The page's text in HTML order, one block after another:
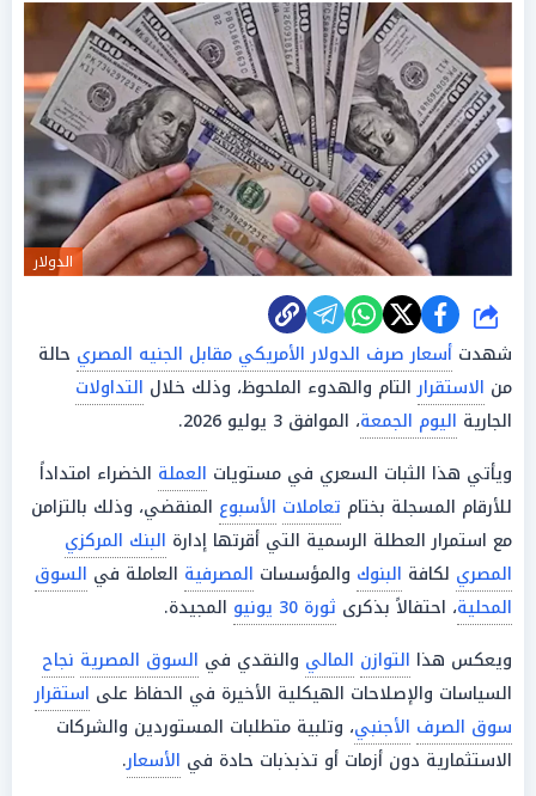
الدولار
شارك
شهدت أسعار صرف الدولار الأمريكي مقابل الجنيه المصري حالة
من الاستقرارالتام والهدوء الملحوظ، وذلك خلال التداولات
الجارية اليوم الجمعة، الموافق 3 يوليو 2026.
ويأتي هذا الثبات السعري في مستويات العملة الخضراء امتداداً
للأرقام المسجلة بختام تعاملات الأسبوع المنقضي، وذلك بالتزامن
مع استمرار العطلة الرسمية التي أقرتها إدارة البنك المركزي
المصري لكافة البنوك والمؤسسات المصرفية العاملة في السوق
المحلية، احتفالاً بذكرى ثورة 30 يونيو
المجيدة.
ويعكس هذا التوازن المالي والنقدي في السوق المصرية نجاح
السياسات والإصلاحات الهيكلية الأخيرة في الحفاظ على استقرار
سوق الصرف الأجنبي، وتلبية متطلبات المستوردين والشركات
الاستثمارية دون أزمات أو تذبذبات حادة في الأسعار.